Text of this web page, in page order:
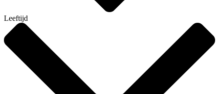
Leeftijd